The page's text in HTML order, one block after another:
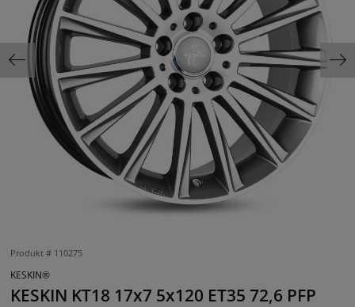
Produkt # 110275
KESKIN®
KESKIN KT18 17x7 5x120 ET35 72,6 PFP